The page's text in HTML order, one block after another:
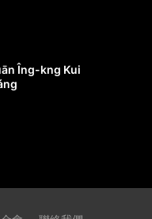
Îng-kng Kui